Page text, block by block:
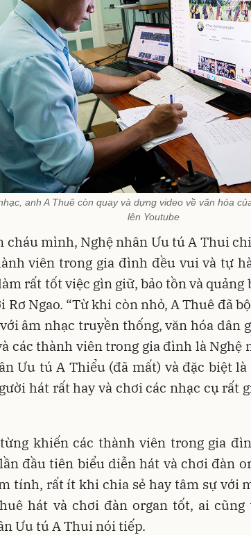
anh A Thuê còn quay và dựng video về văn hóa
lên Youtube
cháu mình, Nghệ nhân Ưu tú A Thui
viên trong gia đình đều vui và tự
rất tốt việc gìn giữ, bảo tồn và quảng
Rơ Ngao. “Từ khi còn nhỏ, A Thuê đã
âm nhạc truyền thống, văn hóa dân
các thành viên trong gia đình là Nghệ
Ưu tú A Thiểu (đã mất) và đặc biệt
hát rất hay và chơi các nhạc cụ rất
từng khiến các thành viên trong gia
đầu tiên biểu diễn hát và chơi đàn
tính, rất ít khi chia sẻ hay tâm sự với
hát và chơi đàn organ tốt, ai cũng
Ưu tú A Thui nói tiếp.